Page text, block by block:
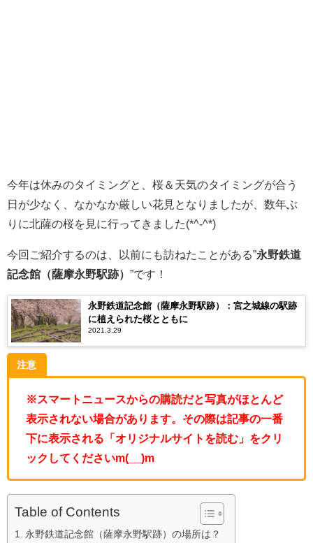
今年は休みのタイミングと、桜＆天気のタイミングが合う
日が少なく、なかなか厳しい花見となりましたが、数年ぶ
りに北薩の桜を見に行ってきました(*^-^*)
今回ご紹介するのは、以前にも訪ねたことがある”永野鉄道
記念館（薩摩永野駅跡） ”です！
永野鉄道記念館（薩摩永野駅跡）：宮之城線の駅跡
に植えられた桜とともに
2021.3.29
注意
※スマートニュースからの購読だと写真がほとんど
表示されない場合があります。その際は記事の一番
下に表示される「オリジナルサイトを読む」をクリ
ックしてくださいm(__)m
Table of Contents
永野鉄道記念館（薩摩永野駅跡）の場所は？